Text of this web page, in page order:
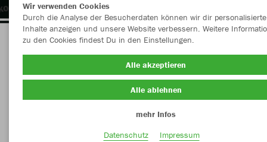
Herzlich Willkommen im Teamshop JFV
Heidenrod 2016 e. V.
Wir verwenden Cookies
Durch die Analyse der Besucherdaten können wir dir personalisierte
Inhalte anzeigen und unsere Website verbessern. Weitere
zu den Cookies findest Du in den Einstellungen.
Alle akzeptieren
Alle ablehnen
mehr Infos
Datenschutz
Impressum